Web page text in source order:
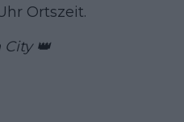
Ortszeit.
👑